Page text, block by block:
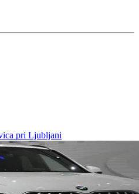
pri Ljubljani